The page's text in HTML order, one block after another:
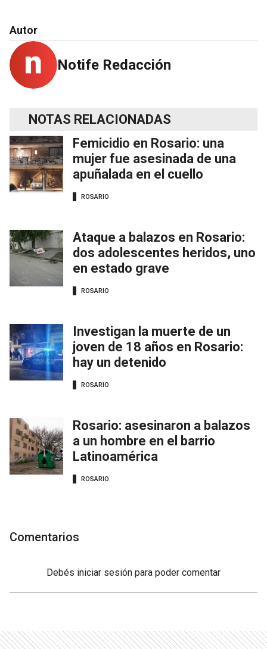
Autor
Notife Redacción
NOTAS RELACIONADAS
Femicidio en Rosario: una
mujer fue asesinada de una
apuñalada en el cuello
ROSARIO
Ataque a balazos en Rosario:
dos adolescentes heridos, uno
en estado grave
ROSARIO
Investigan la muerte de un
joven de 18 años en Rosario:
hay un detenido
ROSARIO
Rosario: asesinaron a balazos
a un hombre en el barrio
Latinoamérica
ROSARIO
Comentarios
Debés iniciar sesión para poder comentar